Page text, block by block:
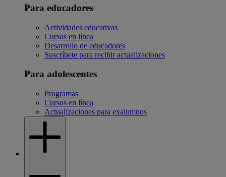
Para educadores
Actividades educativas
Cursos en línea
Desarrollo de educadores
Suscríbete para recibir actualizaciones
Para adolescentes
Programas
Cursos en línea
Actualizaciones para exalumnos